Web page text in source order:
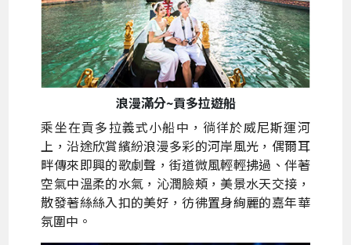
浪漫滿分~貢多拉遊船
乘坐在貢多拉義式小船中，徜徉於威尼斯運河
上，沿途欣賞繽紛浪漫多彩的河岸風光，偶爾耳
畔傳來即興的歌劇聲，街道微風輕輕拂過、伴著
空氣中溫柔的水氣，沁潤臉頰，美景水天交接，
散發著絲絲入扣的美好，彷彿置身絢麗的嘉年華
氛圍中。